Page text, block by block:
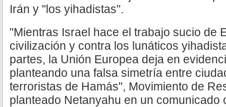
Irán y "los yihadistas".
"Mientras Israel hace el trabajo sucio de
civilización y contra los lunáticos
partes, la Unión Europea deja en
planteando una falsa simetría entre
terroristas de Hamás", Movimiento de
planteado Netanyahu en un comunicado